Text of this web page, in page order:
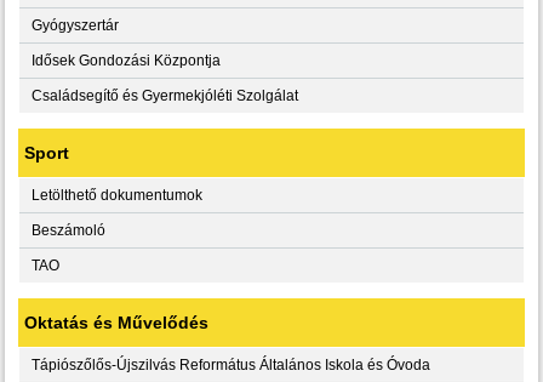
Gyógyszertár
Idősek Gondozási Központja
Családsegítő és Gyermekjóléti Szolgálat
Sport
Letölthető dokumentumok
Beszámoló
TAO
Oktatás és Művelődés
Tápiószőlős-Újszilvás Református Általános Iskola és Óvoda